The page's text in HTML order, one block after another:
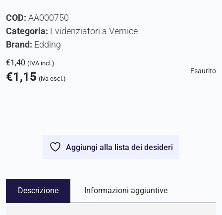
COD: AA000750
Categoria: Evidenziatori a Vernice
Brand: Edding
€1,40 (IVA incl.)
€1,15 (iva escl.)
Esaurito
Aggiungi alla lista dei desideri
Descrizione Informazioni aggiuntive